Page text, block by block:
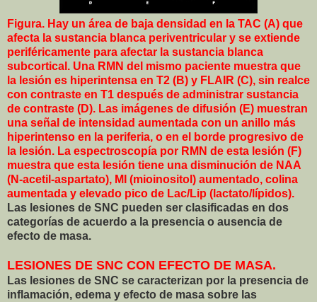
Figura. Hay un área de baja densidad en la TAC (A) que
afecta la sustancia blanca periventricular y se extiende
periféricamente para afectar la sustancia blanca
subcortical. Una RMN del mismo paciente muestra que
la lesión es hiperintensa en T2 (B) y FLAIR (C), sin realce
con contraste en T1 después de administrar sustancia
de contraste (D). Las imágenes de difusión (E) muestran
una señal de intensidad aumentada con un anillo más
hiperintenso en la periferia, o en el borde progresivo de
la lesión. La espectroscopía por RMN de esta lesión (F)
muestra que esta lesión tiene una disminución de NAA
(N-acetil-aspartato), MI (mioinositol) aumentado, colina
aumentada y elevado pico de Lac/Lip (lactato/lípidos).
Las lesiones de SNC pueden ser clasificadas en dos
categorías de acuerdo a la presencia o ausencia de
efecto de masa.
LESIONES DE SNC CON EFECTO DE MASA.
Las lesiones de SNC se caracterizan por la presencia de
inflamación, edema y efecto de masa sobre las